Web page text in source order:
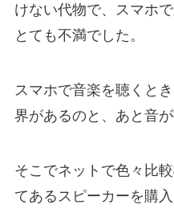
けない代物で、スマホ
とても不満でした。
スマホで音楽を聴くと
界があるのと、あと音
そこでネットで色々比
てあるスピーカーを購入